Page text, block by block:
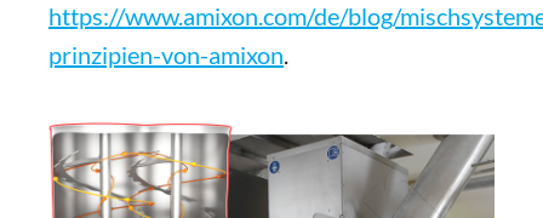
https://www.amixon.com/de/blog/
prinzipien-von-amixon.